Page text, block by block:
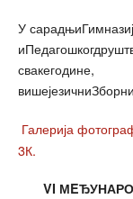
У
свакегодине,
Галерија
3К.
VI МE